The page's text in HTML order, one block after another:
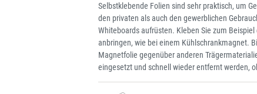
Selbstklebende Folien sind sehr praktisch, um
den privaten als auch den gewerblichen
Whiteboards aufrüsten. Kleben Sie zum
anbringen, wie bei einem Kühlschrankmagnet.
Magnetfolie gegenüber anderen
eingesetzt und schnell wieder entfernt werden,